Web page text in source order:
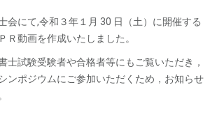
会にて,令和３年１月 30 日（土）に開催する
Ｒ動画を作成いたしました。
士試験受験者や合格者等にもご覧いただき，
ンポジウムにご参加いただくため，お知らせ